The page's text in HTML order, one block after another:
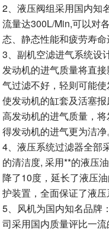
2、液压阀组采用国内知
流量达300L/Min,可以对
态、静态性能和疲劳寿命
3、副机空滤进气系统设
发动机的进气质量将直
气过滤不好，轻则可能
使发动机的缸套及活塞
高发动机的进气质量，
得发动机的进气更为洁净。
4、液压系统过滤器全部
的清洁度, 采用**的液压
降了10度，延长了液压
护装置，全面保证了液压
5、风机为国内知名品牌
司采用国内质量评比一流